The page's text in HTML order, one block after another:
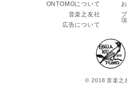
ONTOMOについて
音楽之友社
広告について
項
© 2018 音楽之